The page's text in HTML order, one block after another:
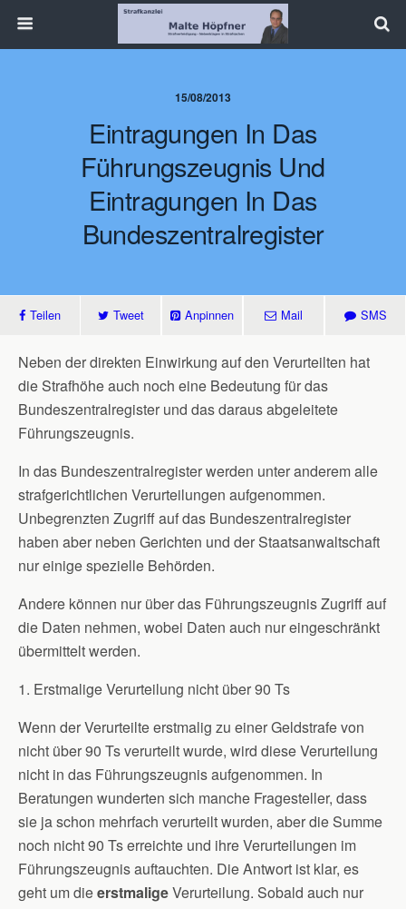
15/08/2013
Eintragungen In Das
Führungszeugnis Und
Eintragungen In Das
Bundeszentralregister
Teilen Tweet Anpinnen Mail SMS
Neben der direkten Einwirkung auf den Verurteilten hat
die Strafhöhe auch noch eine Bedeutung für das
Bundeszentralregister und das daraus abgeleitete
Führungszeugnis.
In das Bundeszentralregister werden unter anderem alle
strafgerichtlichen Verurteilungen aufgenommen.
Unbegrenzten Zugriff auf das Bundeszentralregister
haben aber neben Gerichten und der Staatsanwaltschaft
nur einige spezielle Behörden.
Andere können nur über das Führungszeugnis Zugriff auf
die Daten nehmen, wobei Daten auch nur eingeschränkt
übermittelt werden.
1. Erstmalige Verurteilung nicht über 90 Ts
Wenn der Verurteilte erstmalig zu einer Geldstrafe von
nicht über 90 Ts verurteilt wurde, wird diese Verurteilung
nicht in das Führungszeugnis aufgenommen. In
Beratungen wunderten sich manche Fragesteller, dass
sie ja schon mehrfach verurteilt wurden, aber die Summe
noch nicht 90 Ts erreichte und ihre Verurteilungen im
Führungszeugnis auftauchten. Die Antwort ist klar, es
geht um dieerstmaligeVerurteilung. Sobald auch nur